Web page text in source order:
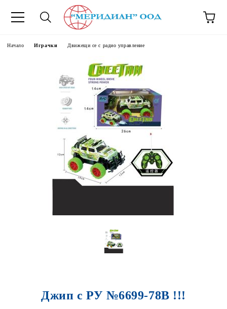
Начало Играчки Движещи се с радио управление
Джип с РУ №6699-78В !!!